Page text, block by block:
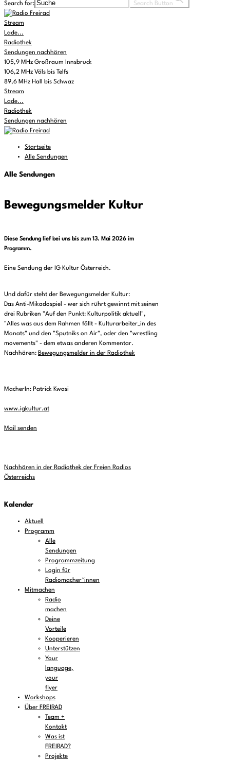
Search for: Search Button
Stream
Lade...
Radiothek
Sendungen nachhören
105,9 MHz Großraum Innsbruck
106,2 MHz Völs bis Telfs
89,6 MHz Hall bis Schwaz
Stream
Lade...
Radiothek
Sendungen nachhören
Startseite
Alle Sendungen
Alle Sendungen
Bewegungsmelder Kultur
Diese Sendung lief bei uns bis zum 13. Mai 2026 im
Programm.
Eine Sendung der IG Kultur Österreich.
Und dafür steht der Bewegungsmelder Kultur:
Das Anti-Mikadospiel - wer sich rührt gewinnt mit seinen
drei Rubriken "Auf den Punkt: Kulturpolitik aktuell",
"Alles was aus dem Rahmen fällt - Kulturarbeiter_in des
Monats" und den "Sputniks on Air", oder den "wrestling
movements" - dem etwas anderen Kommentar.
Nachhören: Bewegungsmelder in der Radiothek
MacherIn: Patrick Kwasi
www.igkultur.at
Mail senden
Nachhören in der Radiothek der Freien Radios
Österreichs
Kalender
Aktuell
Programm
Alle
Sendungen
Programmzeitung
Login für
Radiomacher*innen
Mitmachen
Radio
machen
Deine
Vorteile
Kooperieren
Unterstützen
Your
language,
your
flyer
Workshops
Über FREIRAD
Team +
Kontakt
Was ist
FREIRAD?
Projekte